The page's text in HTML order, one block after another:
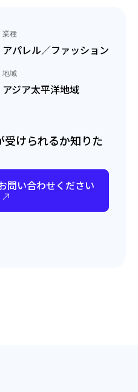
業種
アパレル／ファッション
地域
アジア太平洋地域
受けられるか知りた
問い合わせください
シェア
で共有